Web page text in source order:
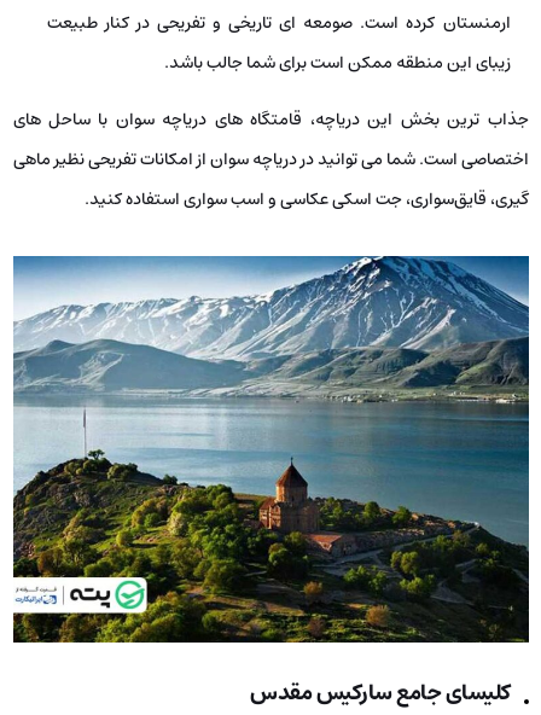
ارمنستان کرده است. صومعه­ ای تاریخی و تفریحی در کنار طبیعت
زیبای این منطقه ممکن است برای شما جالب باشد.
جذاب‌ ترین بخش‌ این دریاچه، قامتگاه‌ های دریاچه سوان با ساحل‌ های
اختصاصی است. شما می­ توانید در دریاچه­ سوان از امکانات تفریحی نظیر ماهی‌
گیری، قایق‌سواری، جت‌ اسکی عکاسی و اسب‌ سواری استفاده کنید.
کلیسای جامع سارکیس مقدس